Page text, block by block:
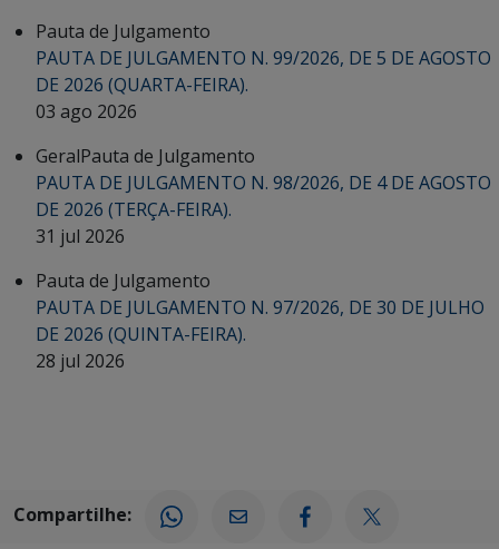
Pauta de Julgamento
PAUTA DE JULGAMENTO N. 99/2026, DE 5 DE AGOSTO
DE 2026 (QUARTA-FEIRA).
03 ago 2026
GeralPauta de Julgamento
PAUTA DE JULGAMENTO N. 98/2026, DE 4 DE AGOSTO
DE 2026 (TERÇA-FEIRA).
31 jul 2026
Pauta de Julgamento
PAUTA DE JULGAMENTO N. 97/2026, DE 30 DE JULHO
DE 2026 (QUINTA-FEIRA).
28 jul 2026
Compartilhe: